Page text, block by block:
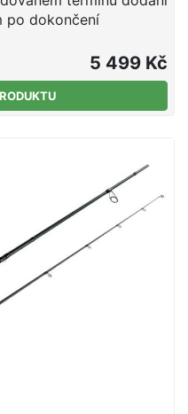
po dokončení
inspiruje
výběrem vysoce
provedeních a
působení má
zajišťují výrazné
modely "Breakout"
pruty
rukojeti je
prvky patří
očka Seaguide
DPS. Díky tomu
kontrolou ze břehu i
3,0lbs Počet dílů:
157cm Hmotnost:
5 499 Kč